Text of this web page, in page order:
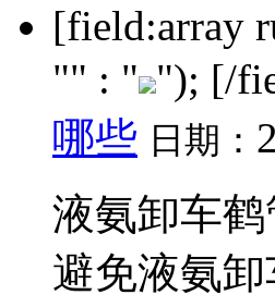
[field:array
"" : " "); [/
哪些 日期：
液氨卸车
避免液氨